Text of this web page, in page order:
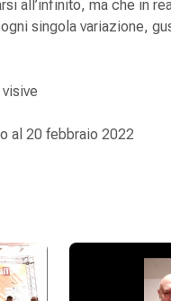
all’infinito, ma che in
singola variazione,
al 20 febbraio 2022